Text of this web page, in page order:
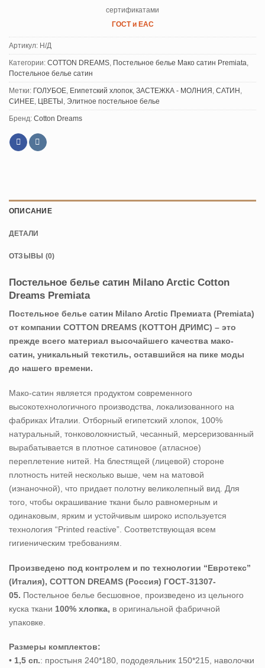
сертификатами
ГОСТ и ЕАС
Артикул: Н/Д
Категории: COTTON DREAMS Постельное белье Мако сатин Premiata
Постельное белье сатин
Метки: ГОЛУБОЕ Египетский хлопок ЗАСТЕЖКА - МОЛНИЯ САТИН
СИНЕЕ
ЦВЕТЫ Элитное постельное белье
Бренд: Cotton Dreams
ОПИСАНИЕ
ДЕТАЛИ
ОТЗЫВЫ (0)
Постельное белье сатин Milano Arctic Cotton
Dreams Premiata
Постельное белье сатин Milano Arctic Премиата (Premiata)
от компании COTTON DREAMS (КОТТОН ДРИМС) – это
прежде всего материал высочайшего качества мако-
сатин, уникальный текстиль, оставшийся на пике моды
до нашего времени.
Мако-сатин является продуктом современного
высокотехнологичного производства, локализованного на
фабриках Италии. Отборный египетский хлопок, 100%
натуральный, тонковолокнистый, чесанный, мерсеризованный
вырабатывается в плотное сатиновое (атласное)
переплетение нитей. На блестящей (лицевой) стороне
плотность нитей несколько выше, чем на матовой
(изнаночной), что придает полотну великолепный вид. Для
того, чтобы окрашивание ткани было равномерным и
одинаковым, ярким и устойчивым широко используется
технология “Printed reactive”. Соответствующая всем
гигиеническим требованиям.
Произведено под контролем и по технологии “Евротекс”
(Италия), COTTON DREAMS (Россия) ГОСТ-31307-
05. Постельное белье бесшовное, произведено из цельного
куска ткани 100% хлопка, в оригинальной фабричной
упаковке.
Размеры комплектов:
• 1,5 сп.: простыня 240*180, пододеяльник 150*215, наволочки